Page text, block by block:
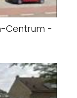
Centrum -